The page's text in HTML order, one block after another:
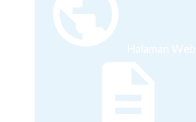
Halaman Web